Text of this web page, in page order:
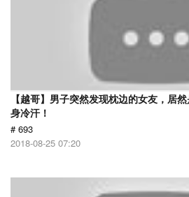
【越哥】男子突然发现枕边的女友，居
身冷汗！
# 693
2018-08-25 07:20